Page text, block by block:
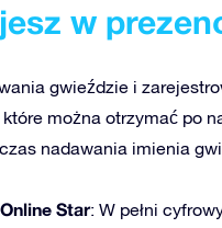
w
gwieździe i
można otrzymać po
nadawania imienia
Star: W pełni